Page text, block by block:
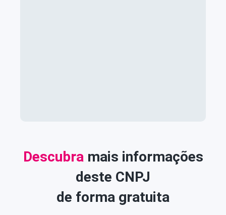
Descubra mais informações
deste CNPJ
de forma gratuita